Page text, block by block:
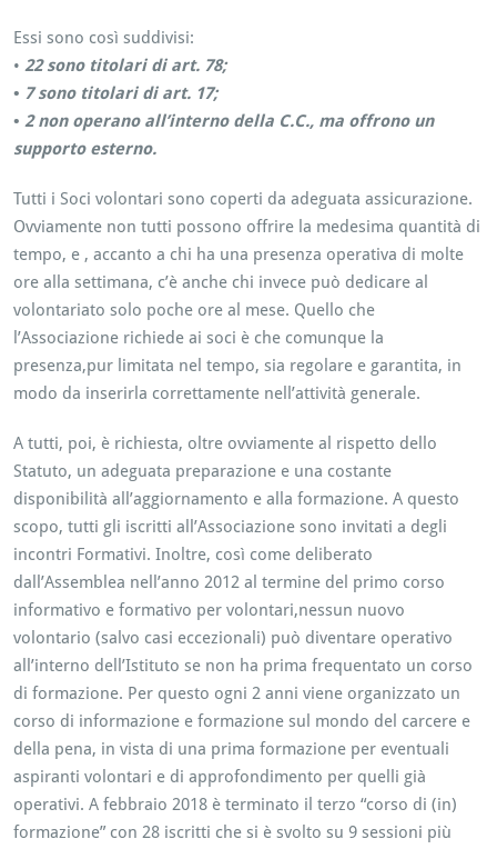
Essi sono così suddivisi:
• 22 sono titolari di art. 78;
• 7 sono titolari di art. 17;
• 2 non operano all’interno della C.C., ma offrono un
supporto esterno.
Tutti i Soci volontari sono coperti da adeguata assicurazione.
Ovviamente non tutti possono offrire la medesima quantità di
tempo, e , accanto a chi ha una presenza operativa di molte
ore alla settimana, c’è anche chi invece può dedicare al
volontariato solo poche ore al mese. Quello che
l’Associazione richiede ai soci è che comunque la
presenza,pur limitata nel tempo, sia regolare e garantita, in
modo da inserirla correttamente nell’attività generale.
A tutti, poi, è richiesta, oltre ovviamente al rispetto dello
Statuto, un adeguata preparazione e una costante
disponibilità all’aggiornamento e alla formazione. A questo
scopo, tutti gli iscritti all’Associazione sono invitati a degli
incontri Formativi. Inoltre, così come deliberato
dall’Assemblea nell’anno 2012 al termine del primo corso
informativo e formativo per volontari,nessun nuovo
volontario (salvo casi eccezionali) può diventare operativo
all’interno dell’Istituto se non ha prima frequentato un corso
di formazione. Per questo ogni 2 anni viene organizzato un
corso di informazione e formazione sul mondo del carcere e
della pena, in vista di una prima formazione per eventuali
aspiranti volontari e di approfondimento per quelli già
operativi. A febbraio 2018 è terminato il terzo “corso di (in)
formazione” con 28 iscritti che si è svolto su 9 sessioni più